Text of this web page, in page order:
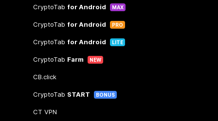
CryptoTab for Android MAX
CryptoTab for Android PRO
CryptoTab for Android LITE
CryptoTab Farm NEW
CB.click
CryptoTab START BONUS
CT VPN